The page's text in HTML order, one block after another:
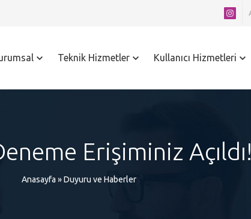
Teknik Hizmetler Kullanıcı Hizmetleri
Erişiminiz Açıldı!
Anasayfa »Duyuru ve Haberler